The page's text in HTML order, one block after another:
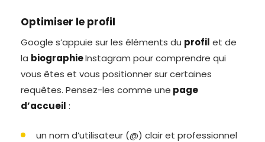
Optimiser le profil
Google s’appuie sur les éléments du profil et de
la biographieInstagram pour comprendre qui
vous êtes et vous positionner sur certaines
requêtes. Pensez-les comme une page
d’accueil :
un nom d’utilisateur (@) clair et professionnel